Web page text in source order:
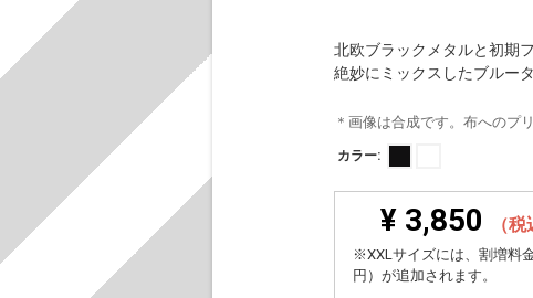
北欧ブラックメタルと初期
絶妙にミックスしたブルー
＊画像は合成です。布へのプ
カラー:
¥ 3,850 （税
※XXLサイズには、割増料
円）が追加されます。